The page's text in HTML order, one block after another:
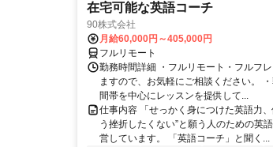
在宅可能な英語コーチ
90株式会社
月給60,000円～405,000円
フルリモート
勤務時間詳細 ・フルリモート・フルフ
ますので、お気軽にご相談ください。
間帯を中心にレッスンを提供して...
仕事内容 「せっかく身につけた英語力
う挫折したくない”と願う人のための英
営しています。 「英語コーチ」と聞く...